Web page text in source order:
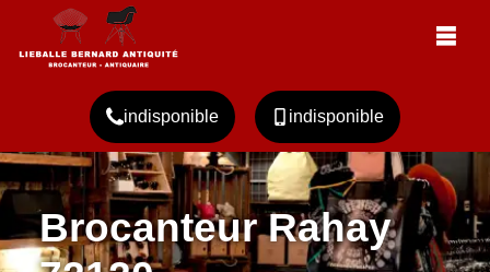
indisponible indisponible
Brocanteur Rahay